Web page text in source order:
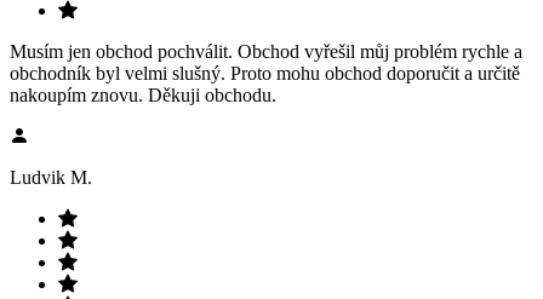
Musím jen obchod pochválit. Obchod vyřešil můj problém rychle a
obchodník byl velmi slušný. Proto mohu obchod doporučit a určitě
nakoupím znovu. Děkuji obchodu.
Ludvik M.